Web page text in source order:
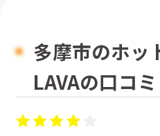
多摩市のホッ
LAVAの口コミ